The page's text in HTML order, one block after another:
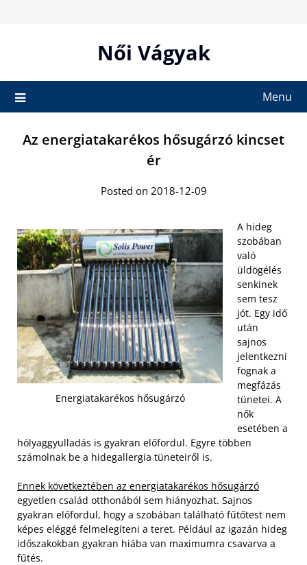
Női Vágyak
Menu
Az energiatakarékos hősugárzó kincset
ér
Posted on 2018-12-09
Energiatakarékos hősugárzó
A hideg
szobában
való
üldögélés
senkinek
sem tesz
jót. Egy idő
után
sajnos
jelentkezni
fognak a
megfázás
tünetei. A
nők
esetében a
hólyaggyulladás is gyakran előfordul. Egyre többen
számolnak be a hidegallergia tüneteiről is.
Ennek következtében az energiatakarékos hősugárzó
egyetlen család otthonából sem hiányozhat. Sajnos
gyakran előfordul, hogy a szobában található fűtőtest nem
képes eléggé felmelegíteni a teret. Például az igazán hideg
időszakokban gyakran hiába van maximumra csavarva a
fűtés.